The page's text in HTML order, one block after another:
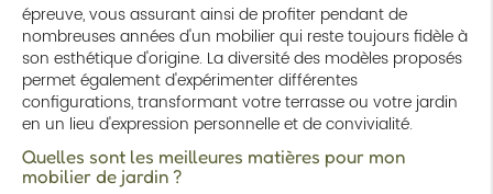
épreuve, vous assurant ainsi de profiter pendant de
nombreuses années d'un mobilier qui reste toujours fidèle à
son esthétique d'origine. La diversité des modèles proposés
permet également d'expérimenter différentes
configurations, transformant votre terrasse ou votre jardin
en un lieu d'expression personnelle et de convivialité.
Quelles sont les meilleures matières pour mon
mobilier de jardin ?